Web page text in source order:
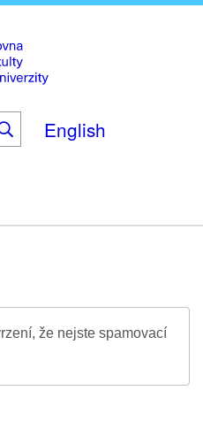
to
main
content
English
že nejste spamovací